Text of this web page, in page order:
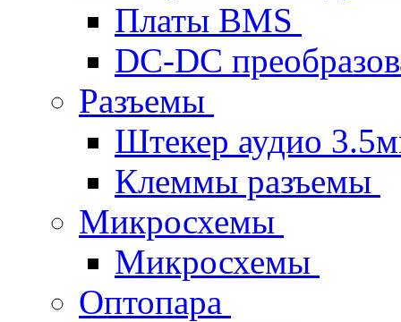
Платы BMS
DC-DC
Разъемы
Штекер аудио
Клеммы разъемы
Микросхемы
Микросхемы
Оптопара